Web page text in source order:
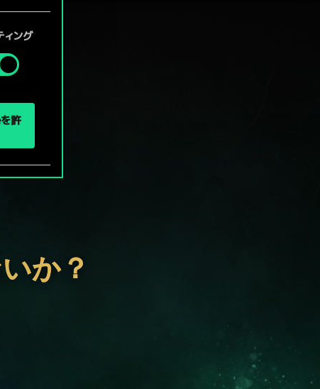
メニ
ィング
許
か？